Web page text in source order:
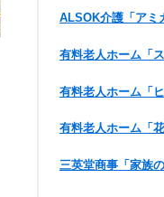
ALSOK介護「アミ
有料老人ホーム「
有料老人ホーム「
有料老人ホーム「花
三英堂商事「家族